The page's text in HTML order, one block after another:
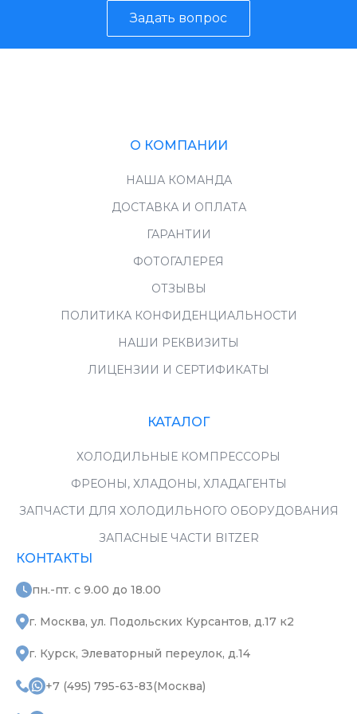
Задать вопрос
О КОМПАНИИ
НАША КОМАНДА
ДОСТАВКА И ОПЛАТА
ГАРАНТИИ
ФОТОГАЛЕРЕЯ
ОТЗЫВЫ
ПОЛИТИКА КОНФИДЕНЦИАЛЬНОСТИ
НАШИ РЕКВИЗИТЫ
ЛИЦЕНЗИИ И СЕРТИФИКАТЫ
КАТАЛОГ
ХОЛОДИЛЬНЫЕ КОМПРЕССОРЫ
ФРЕОНЫ, ХЛАДОНЫ, ХЛАДАГЕНТЫ
ЗАПЧАСТИ ДЛЯ ХОЛОДИЛЬНОГО ОБОРУДОВАНИЯ
ЗАПАСНЫЕ ЧАСТИ BITZER
КОНТАКТЫ
пн.-пт. с 9.00 до 18.00
г. Москва, ул. Подольских Курсантов, д.17 к2
г. Курск, Элеваторный переулок, д.14
+7 (495) 795-63-83(Москва)